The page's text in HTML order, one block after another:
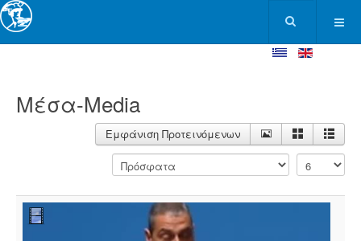
Μέσα-Media
Εμφάνιση Προτεινόμενων